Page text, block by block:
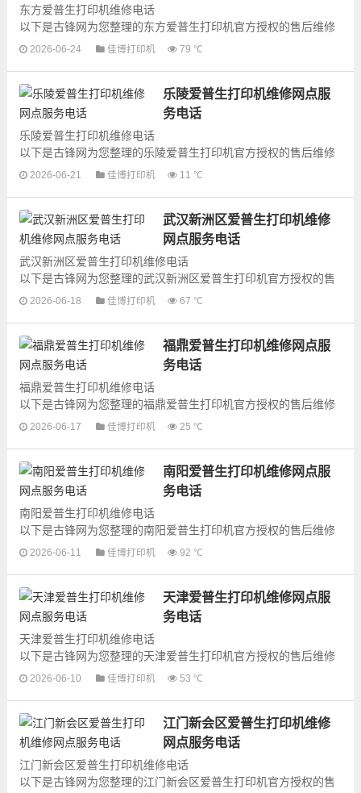
东方爱普生打印机维修电话
以下是古锋网为您整理的东方爱普生打印机官方授权的售后维修
网点地址和号码信息，可以为您提供爱普生打印机的各种型号打
2026-06-24 佳博打印机 79 ℃
乐陵爱普生打印机维修网点服
务电话
乐陵爱普生打印机维修电话
以下是古锋网为您整理的乐陵爱普生打印机官方授权的售后维修
网点地址和号码信息，可以为您提供爱普生打印机的各种型号打
2026-06-21 佳博打印机 11 ℃
武汉新洲区爱普生打印机维修
网点服务电话
武汉新洲区爱普生打印机维修电话
以下是古锋网为您整理的武汉新洲区爱普生打印机官方授权的售
后维修网点地址和号码信息，可以为您提供爱普生打印机的各种
2026-06-18 佳博打印机 67 ℃
福鼎爱普生打印机维修网点服
务电话
福鼎爱普生打印机维修电话
以下是古锋网为您整理的福鼎爱普生打印机官方授权的售后维修
网点地址和号码信息，可以为您提供爱普生打印机的各种型号打
2026-06-17 佳博打印机 25 ℃
南阳爱普生打印机维修网点服
务电话
南阳爱普生打印机维修电话
以下是古锋网为您整理的南阳爱普生打印机官方授权的售后维修
网点地址和号码信息，可以为您提供爱普生打印机的各种型号打
2026-06-11 佳博打印机 92 ℃
天津爱普生打印机维修网点服
务电话
天津爱普生打印机维修电话
以下是古锋网为您整理的天津爱普生打印机官方授权的售后维修
网点地址和号码信息，可以为您提供爱普生打印机的各种型号打
2026-06-10 佳博打印机 53 ℃
江门新会区爱普生打印机维修
网点服务电话
江门新会区爱普生打印机维修电话
以下是古锋网为您整理的江门新会区爱普生打印机官方授权的售